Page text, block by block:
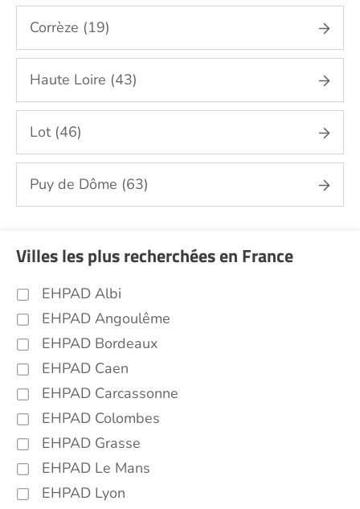
Corrèze (19)
Haute Loire (43)
Lot (46)
Puy de Dôme (63)
Villes les plus recherchées en France
EHPAD Albi
EHPAD Angoulême
EHPAD Bordeaux
EHPAD Caen
EHPAD Carcassonne
EHPAD Colombes
EHPAD Grasse
EHPAD Le Mans
EHPAD Lyon